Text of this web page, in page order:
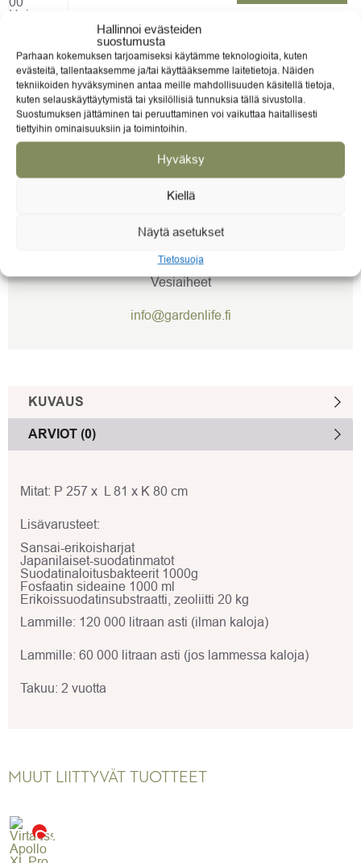
Hallinnoi evästeiden
suostumusta
Parhaan kokemuksen tarjoamiseksi käytämme teknologioita, kuten
evästeitä, tallentaaksemme ja/tai käyttääksemme laitetietoja. Näiden
tekniikoiden hyväksyminen antaa meille mahdollisuuden käsitellä tietoja,
kuten selauskäyttäytymistä tai yksilöllisiä tunnuksia tällä sivustolla.
Suostumuksen jättäminen tai peruuttaminen voi vaikuttaa haitallisesti
tiettyihin ominaisuuksiin ja toimintoihin.
Hyväksy
Kiellä
Näytä asetukset
Tietosuoja
Puropumppu CascadeMax ECO 16000 Ubbink
439,00€ OSTOSKORIIN »
Puropumppu SmartMax 10000 Ubbink
339,00€ OSTOSKORIIN »
Vesiaiheet
info@gardenlife.fi
KUVAUS
ARVIOT (0)
Mitat: P 257 x L 81 x K 80 cm
Lisävarusteet:
Sansai-erikoisharjat
Japanilaiset-suodatinmatot
Suodatinaloitusbakteerit 1000g
Fosfaatin sideaine 1000 ml
Erikoissuodatinsubstraatti, zeoliitti 20 kg
Lammille: 120 000 litraan asti (ilman kaloja)
Lammille: 60 000 litraan asti (jos lammessa kaloja)
Takuu: 2 vuotta
MUUT LIITTYVÄT TUOTTEET